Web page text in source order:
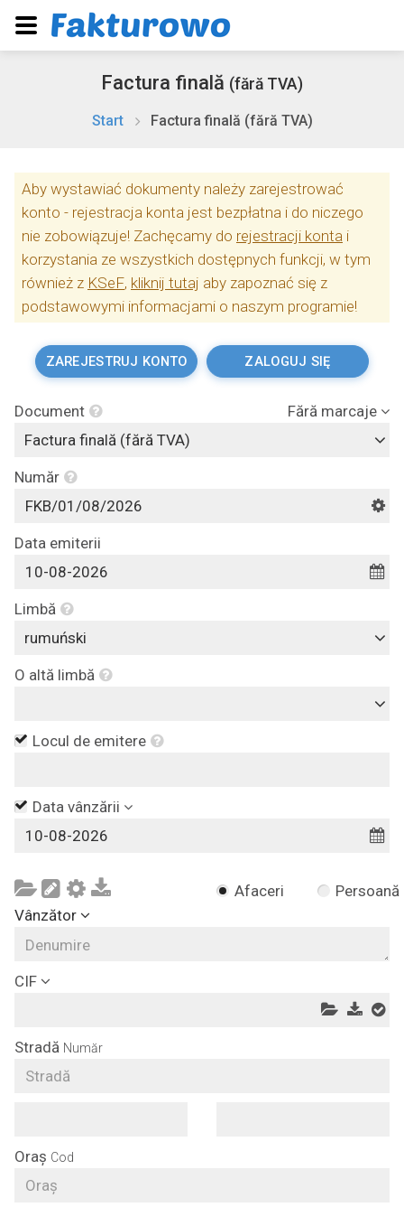
Factura finală (fără TVA)
Start Factura finală (fără TVA)
Aby wystawiać dokumenty należy zarejestrować
konto - rejestracja konta jest bezpłatna i do niczego
nie zobowiązuje! Zachęcamy do rejestracji konta i
korzystania ze wszystkich dostępnych funkcji, w tym
również z KSeF, kliknij tutaj aby zapoznać się z
podstawowymi informacjami o naszym programie!
ZAREJESTRUJ KONTO ZALOGUJ SIĘ
Document
Fără marcaje
Factura finală (fără TVA)
Număr
Data emiterii
Limbă
rumuński
O altă limbă
Locul de emitere
Data vânzării
Afaceri
Persoană
Vânzător
CIF
Stradă Număr
Oraș Cod